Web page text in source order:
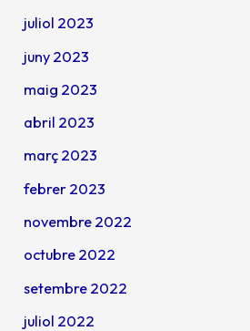
juliol 2023
juny 2023
maig 2023
abril 2023
març 2023
febrer 2023
novembre 2022
octubre 2022
setembre 2022
juliol 2022